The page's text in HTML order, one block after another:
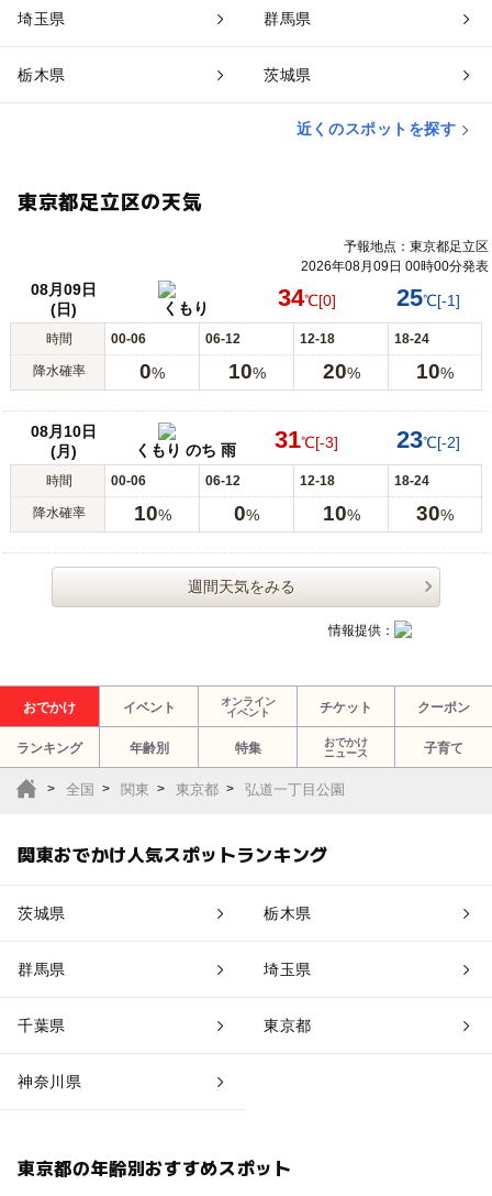
埼玉県 群馬県
栃木県 茨城県
近くのスポットを探す
東京都足立区の天気
予報地点：東京都足立区
2026年08月09日 00時00分発表
08月09日
(日)
くもり 34℃[0] 25℃[-1]
時間 00-06 06-12 12-18 18-24
降水確率 0% 10% 20% 10%
08月10日
(月)
くもり のち 雨 31℃[-3] 23℃[-2]
時間 00-06 06-12 12-18 18-24
降水確率 10% 0% 10% 30%
週間天気をみる
情報提供：
おでかけ イベント
オンライン
イベント
チケット クーポン
ランキング 年齢別 特集
おでかけ
ニュース
子育て
全国 関東 東京都 弘道一丁目公園
関東おでかけ人気スポットランキング
茨城県 栃木県
群馬県 埼玉県
千葉県 東京都
神奈川県
東京都の年齢別おすすめスポット